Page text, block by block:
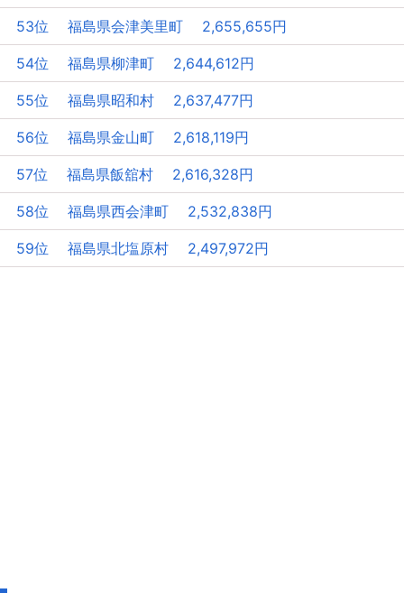
53位 福島県会津美里町 2,655,655円
54位 福島県柳津町 2,644,612円
55位 福島県昭和村 2,637,477円
56位 福島県金山町 2,618,119円
57位 福島県飯舘村 2,616,328円
58位 福島県西会津町 2,532,838円
59位 福島県北塩原村 2,497,972円